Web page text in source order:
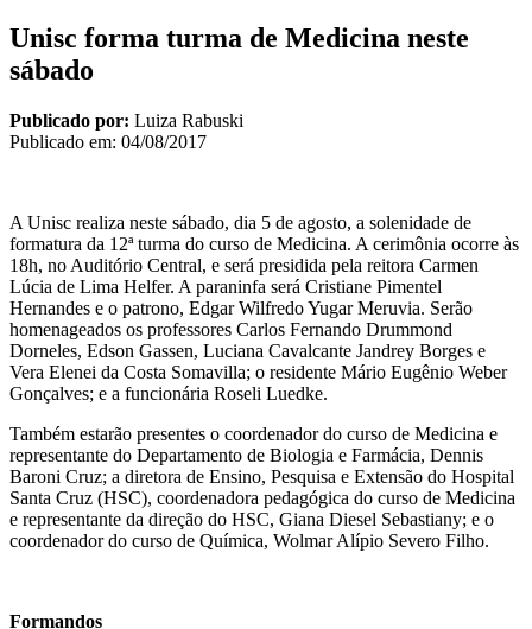
Unisc forma turma de Medicina neste
sábado
Publicado por: Luiza Rabuski
Publicado em: 04/08/2017
A Unisc realiza neste sábado, dia 5 de agosto, a solenidade de
formatura da 12ª turma do curso de Medicina. A cerimônia ocorre às
18h, no Auditório Central, e será presidida pela reitora Carmen
Lúcia de Lima Helfer. A paraninfa será Cristiane Pimentel
Hernandes e o patrono, Edgar Wilfredo Yugar Meruvia. Serão
homenageados os professores Carlos Fernando Drummond
Dorneles, Edson Gassen, Luciana Cavalcante Jandrey Borges e
Vera Elenei da Costa Somavilla; o residente Mário Eugênio Weber
Gonçalves; e a funcionária Roseli Luedke.
Também estarão presentes o coordenador do curso de Medicina e
representante do Departamento de Biologia e Farmácia, Dennis
Baroni Cruz; a diretora de Ensino, Pesquisa e Extensão do Hospital
Santa Cruz (HSC), coordenadora pedagógica do curso de Medicina
e representante da direção do HSC, Giana Diesel Sebastiany; e o
coordenador do curso de Química, Wolmar Alípio Severo Filho.
Formandos